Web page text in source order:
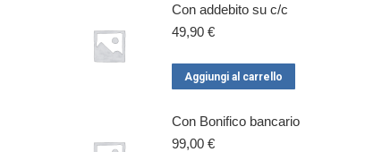
Con addebito su c/c
49,90 €
Aggiungi al carrello
Con Bonifico bancario
99,00 €